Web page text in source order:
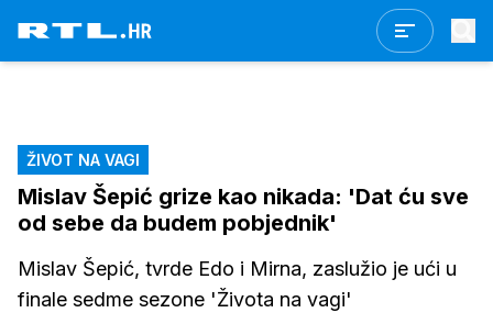
ŽIVOT NA VAGI
Mislav Šepić grize kao nikada: 'Dat ću sve
od sebe da budem pobjednik'
Mislav Šepić, tvrde Edo i Mirna, zaslužio je ući u
finale sedme sezone 'Života na vagi'